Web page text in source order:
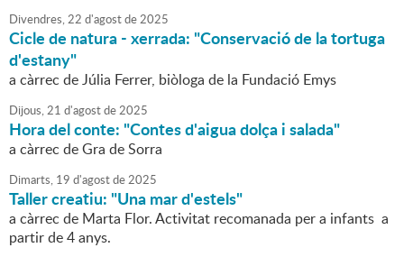
Divendres,22 d'agostde2025
Cicle de natura - xerrada: "Conservació de la tortuga
d'estany"
a càrrec de Júlia Ferrer, biòloga de la Fundació Emys
Dijous,21 d'agostde2025
Hora del conte: "Contes d'aigua dolça i salada"
a càrrec de Gra de Sorra
Dimarts, 19 d'agostde2025
Taller creatiu: "Una mar d'estels"
a càrrec de Marta Flor. Activitat recomanada per a infants a
partir de 4 anys.